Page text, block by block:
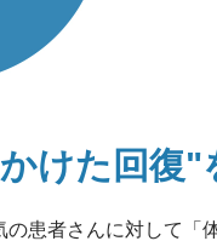
けた回復"
の患者さんに対して 「